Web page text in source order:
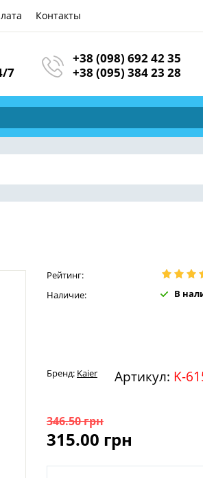
Контакты
7
+38 (098) 692 42 35
+38 (095) 384 23 28
Рейтинг:
Наличие:
В
Бренд: Kaier Артикул: K-
346.50грн
315.00 грн